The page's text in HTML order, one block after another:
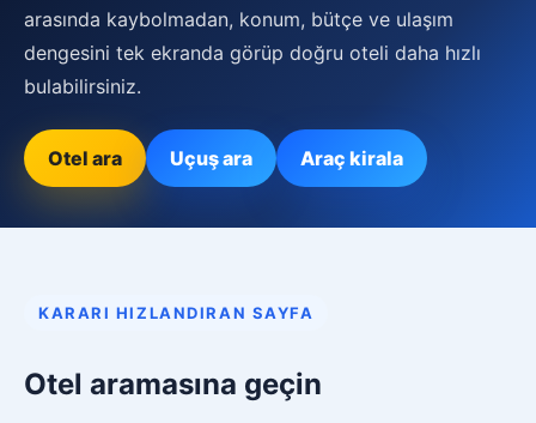
arasında kaybolmadan, konum, bütçe ve ulaşım
dengesini tek ekranda görüp doğru oteli daha hızlı
bulabilirsiniz.
Otel ara Uçuş ara Araç kirala
KARARI HIZLANDIRAN SAYFA
Otel aramasına geçin